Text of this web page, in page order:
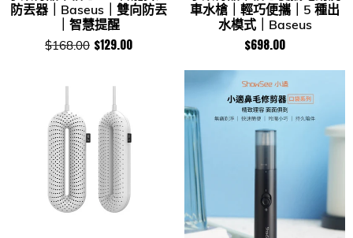
防丟器｜Baseus｜雙向防丟
｜智慧提醒
$168.00 $129.00
車水槍｜輕巧便攜｜5 種出
水模式｜Baseus
$698.00